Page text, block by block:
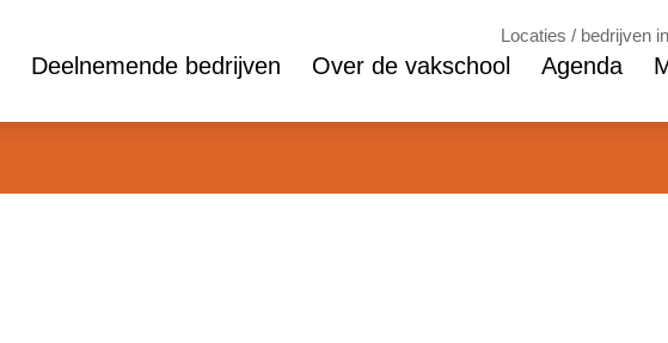
Locaties / bedrijven
Deelnemende bedrijven Over de vakschool Agenda